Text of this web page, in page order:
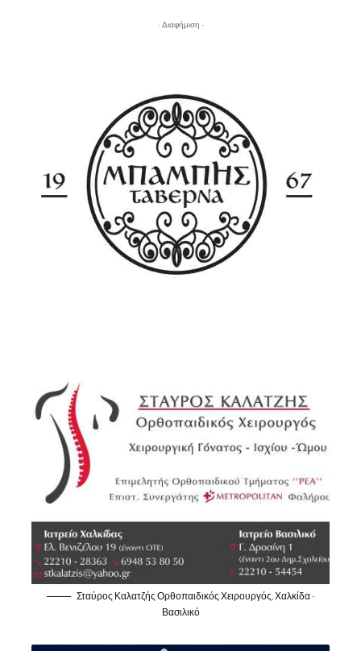
- Διαφήμιση -
Σταύρος Καλατζής Ορθοπαιδικός Χειρουργός, Χαλκίδα -
Βασιλικό